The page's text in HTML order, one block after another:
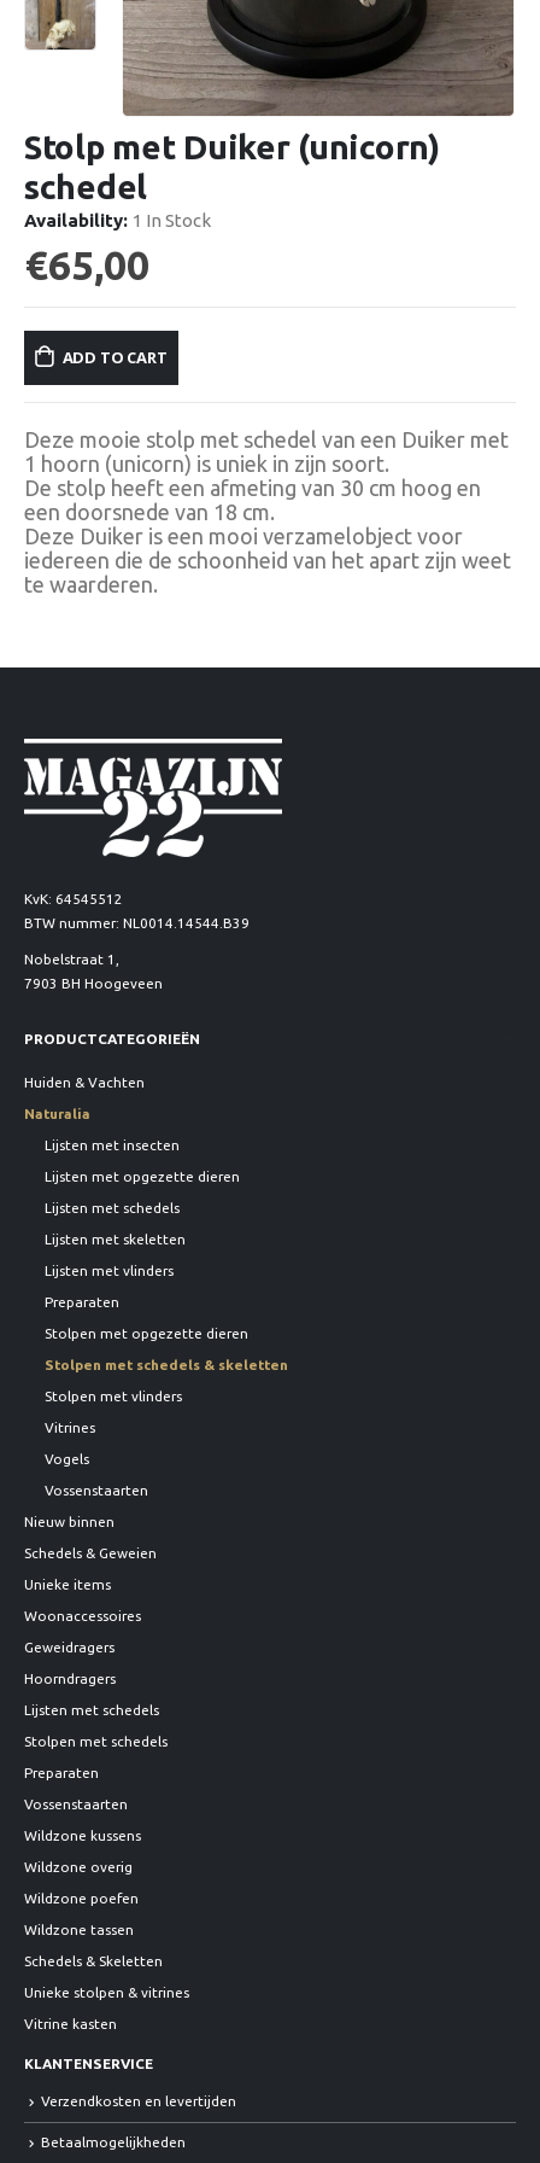
Stolp met Duiker (unicorn)
schedel
Availability: 1 In Stock
€65,00
ADD TO CART
Deze mooie stolp met schedel van een Duiker met
1 hoorn (unicorn) is uniek in zijn soort.
De stolp heeft een afmeting van 30 cm hoog en
een doorsnede van 18 cm.
Deze Duiker is een mooi verzamelobject voor
iedereen die de schoonheid van het apart zijn weet
te waarderen.
KvK: 64545512
BTW nummer: NL0014.14544.B39
Nobelstraat 1,
7903 BH Hoogeveen
PRODUCTCATEGORIEËN
Huiden & Vachten
Naturalia
Lijsten met insecten
Lijsten met opgezette dieren
Lijsten met schedels
Lijsten met skeletten
Lijsten met vlinders
Preparaten
Stolpen met opgezette dieren
Stolpen met schedels & skeletten
Stolpen met vlinders
Vitrines
Vogels
Vossenstaarten
Nieuw binnen
Schedels & Geweien
Unieke items
Woonaccessoires
Geweidragers
Hoorndragers
Lijsten met schedels
Stolpen met schedels
Preparaten
Vossenstaarten
Wildzone kussens
Wildzone overig
Wildzone poefen
Wildzone tassen
Schedels & Skeletten
Unieke stolpen & vitrines
Vitrine kasten
KLANTENSERVICE
Verzendkosten en levertijden
Betaalmogelijkheden